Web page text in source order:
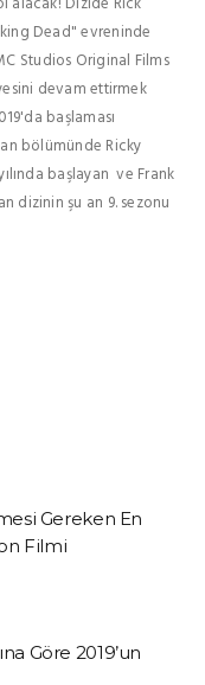
Dead" evreninde
Studios Original Films
devam ettirmek
başlaması
bölümünde Ricky
başlayan ve Frank
dizinin şu an 9. sezonu
Gereken En
Filmi
Göre 2019’un